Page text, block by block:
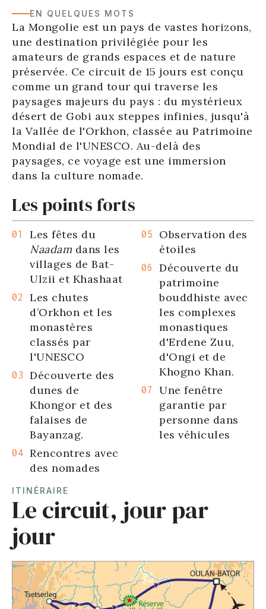
EN QUELQUES MOTS
La Mongolie est un pays de vastes horizons,
une destination privilégiée pour les
amateurs de grands espaces et de nature
préservée. Ce circuit de 15 jours est conçu
comme un grand tour qui traverse les
paysages majeurs du pays : du mystérieux
désert de Gobi aux steppes infinies, jusqu'à
la Vallée de l'Orkhon, classée au Patrimoine
Mondial de l'UNESCO. Au-delà des
paysages, ce voyage est une immersion
dans la culture nomade.
Les points forts
Les fêtes du
Naadam dans les
villages de Bat-
Ulzii et Khashaat
Les chutes
d’Orkhon et les
monastères
classés par
l'UNESCO
Découverte des
dunes de
Khongor et des
falaises de
Bayanzag.
Rencontres avec
des nomades
Observation des
étoiles
Découverte du
patrimoine
bouddhiste avec
les complexes
monastiques
d'Erdene Zuu,
d'Ongi et de
Khogno Khan.
Une fenêtre
garantie par
personne dans
les véhicules
ITINÉRAIRE
Le circuit, jour par
jour